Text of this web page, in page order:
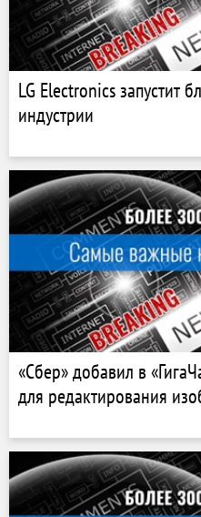
LG Electronics запустит
индустрии
«Сбер» добавил в
для редактирования